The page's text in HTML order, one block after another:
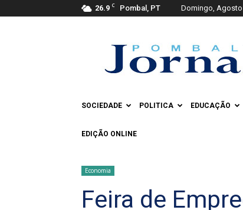
26.9 C Pombal, PT Domingo, Agosto
Jornal
SOCIEDADE POLITICA EDUCAÇÃO
EDIÇÃO ONLINE
Economia
Feira de